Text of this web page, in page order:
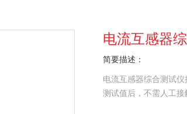
电流互感器
简要描述：
电流互感器综合测试
测试值后，不需人工